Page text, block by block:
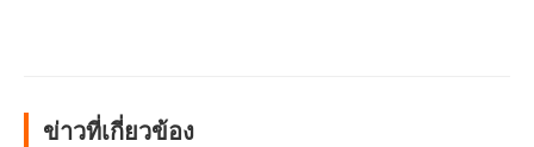
ข่าวที่เกี่ยวข้อง